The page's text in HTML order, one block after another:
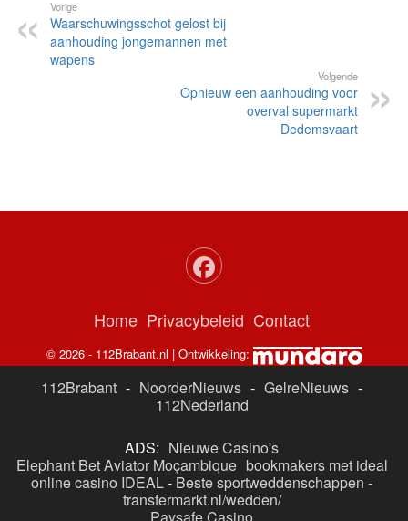
Vorige
Waarschuwingsschot gelost bij
aanhouding jongemannen met
wapens
Volgende
Opnieuw een aanhouding voor
overval supermarkt
Dedemsvaart
Home Privacybeleid Contact
© 2026 - 112Brabant.nl | Ontwikkeling:
112Brabant - NoorderNieuws - GelreNieuws -
112Nederland
ADS: Nieuwe Casino's
Elephant Bet Aviator Moçambique bookmakers met ideal
online casino IDEAL- Beste sportweddenschappen -
transfermarkt.nl/wedden/